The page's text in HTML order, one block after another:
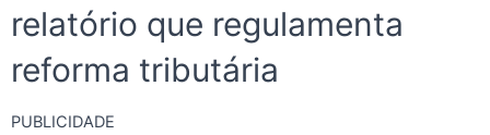
relatório que regulamenta
reforma tributária
PUBLICIDADE